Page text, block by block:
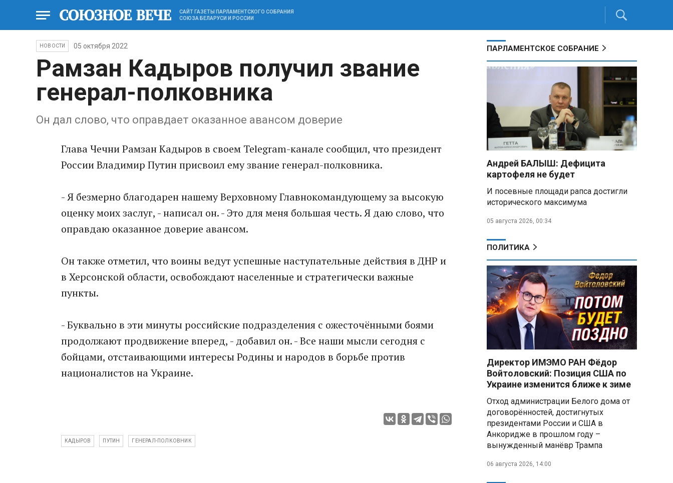
САЙТ ГАЗЕТЫ ПАРЛАМЕНТСКОГО СОБРАНИЯ
СОЮЗА БЕЛАРУСИ И РОССИИ
НОВОСТИ 05 октября 2022
Рамзан Кадыров получил звание
генерал-полковника
Он дал слово, что оправдает оказанное авансом доверие
Глава Чечни Рамзан Кадыров в своем Telegram-канале сообщил, что президент
России Владимир Путин присвоил ему звание генерал-полковника.
- Я безмерно благодарен нашему Верховному Главнокомандующему за высокую
оценку моих заслуг, - написал он. - Это для меня большая честь. Я даю слово, что
оправдаю оказанное доверие авансом.
Он также отметил, что воины ведут успешные наступательные действия в ДНР и
в Херсонской области, освобождают населенные и стратегически важные
пункты.
- Буквально в эти минуты российские подразделения с ожесточёнными боями
продолжают продвижение вперед, - добавил он. - Все наши мысли сегодня с
бойцами, отстаивающими интересы Родины и народов в борьбе против
националистов на Украине.
КАДЫРОВ ПУТИН ГЕНЕРАЛ-ПОЛКОВНИК
ПАРЛАМЕНТСКОЕ СОБРАНИЕ
Андрей БАЛЫШ: Дефицита
картофеля не будет
И посевные площади рапса достигли
исторического максимума
05 августа 2026, 00:34
ПОЛИТИКА
Директор ИМЭМО РАН Фёдор
Войтоловский: Позиция США по
Украине изменится ближе к зиме
Отход администрации Белого дома от
договорённостей, достигнутых
президентами России и США в
Анкоридже в прошлом году –
вынужденный манёвр Трампа
06 августа 2026, 14:00